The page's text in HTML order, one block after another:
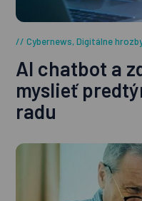
Cybernews,Digitálne
AI chatbot a
myslieť
radu